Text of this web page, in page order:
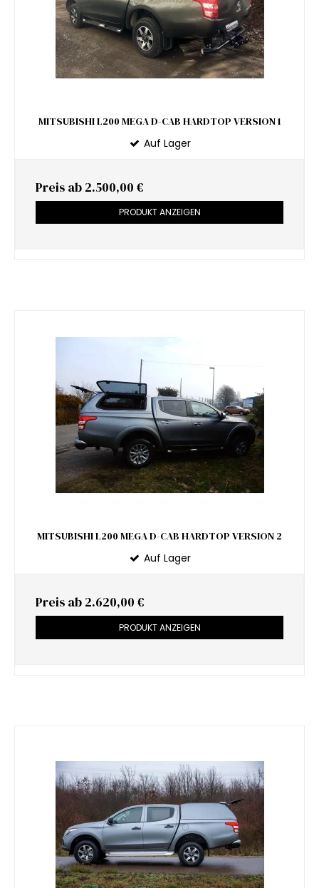
MITSUBISHI L200 MEGA D-CAB HARDTOP VERSION 1
Auf Lager
Preis ab 2.500,00 €
PRODUKT ANZEIGEN
MITSUBISHI L200 MEGA D-CAB HARDTOP VERSION 2
Auf Lager
Preis ab 2.620,00 €
PRODUKT ANZEIGEN